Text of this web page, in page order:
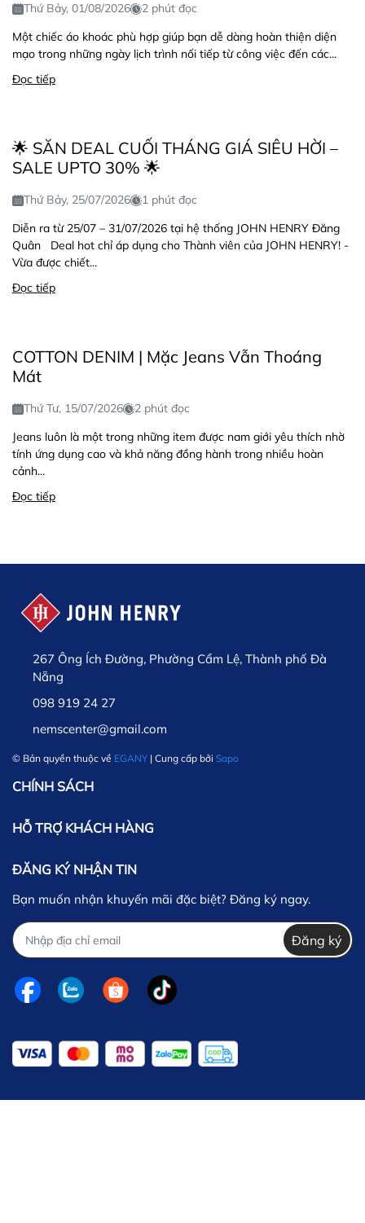
Thứ Bảy, 01/08/2026
2 phút đọc
Một chiếc áo khoác phù hợp giúp bạn dễ dàng hoàn thiện diện
mạo trong những ngày lịch trình nối tiếp từ công việc đến các...
Đọc tiếp
🌟 SĂN DEAL CUỐI THÁNG GIÁ SIÊU HỜI –
SALE UPTO 30% 🌟
Thứ Bảy, 25/07/2026
1 phút đọc
Diễn ra từ 25/07 – 31/07/2026 tại hệ thống JOHN HENRY Đăng
Quân Deal hot chỉ áp dụng cho Thành viên của JOHN HENRY! -
Vừa được chiết...
Đọc tiếp
COTTON DENIM | Mặc Jeans Vẫn Thoáng
Mát
Thứ Tư, 15/07/2026
2 phút đọc
Jeans luôn là một trong những item được nam giới yêu thích nhờ
tính ứng dụng cao và khả năng đồng hành trong nhiều hoàn
cảnh...
Đọc tiếp
267 Ông Ích Đường, Phường Cẩm Lệ, Thành phố Đà
Nẵng
098 919 24 27
nemscenter@gmail.com
© Bản quyền thuộc về EGANY | Cung cấp bởi Sapo
CHÍNH SÁCH
HỖ TRỢ KHÁCH HÀNG
ĐĂNG KÝ NHẬN TIN
Bạn muốn nhận khuyến mãi đặc biệt? Đăng ký ngay.
Đăng ký